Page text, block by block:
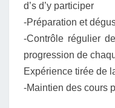
d’s d’y participer
-Préparation et
-Contrôle régulier
progression de
Expérience tirée de
-Maintien des cours